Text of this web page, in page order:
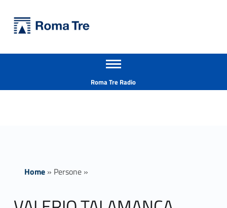
VALERIO TALAMANCA - Università Roma Tre
Apri il menu secondario
Roma Tre Radio
Home» Persone»